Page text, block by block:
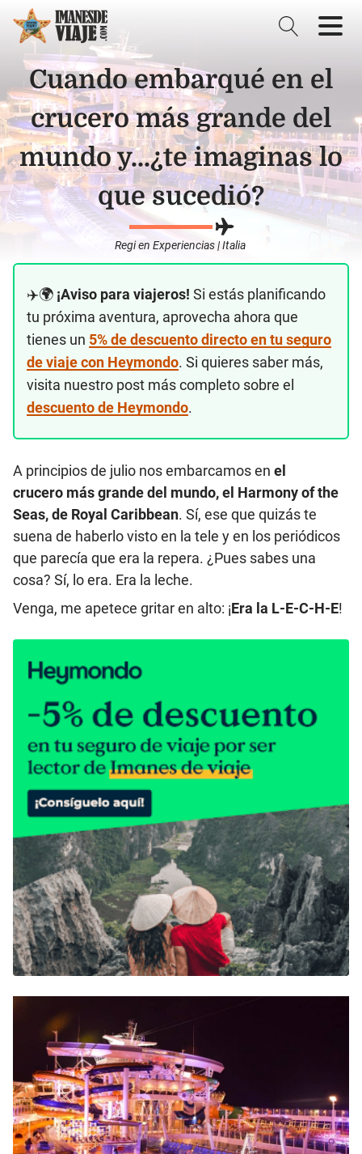
Cuando embarqué en el
crucero más grande del
mundo y...¿te imaginas lo
que sucedió?
Regien Experiencias|Italia
✈️🌍 ¡Aviso para viajeros! Si estás planificando
tu próxima aventura, aprovecha ahora que
tienes un 5% de descuento directo en tu seguro
de viaje con Heymondo. Si quieres saber más,
visita nuestro post más completo sobre el
descuento de Heymondo.
A principios de julio nos embarcamos en el
crucero más grande del mundo, el Harmony of the
Seas, de Royal Caribbean. Sí, ese que quizás te
suena de haberlo visto en la tele y en los periódicos
que parecía que era la repera. ¿Pues sabes una
cosa? Sí, lo era. Era la leche.
Venga, me apetece gritar en alto: ¡Era la L-E-C-H-E!